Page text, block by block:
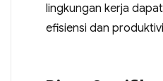
lingkungan kerja
efisiensi dan